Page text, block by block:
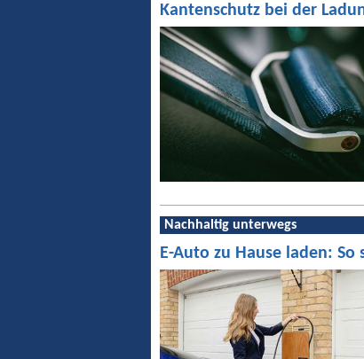
Kantenschutz bei der
Nachhaltig unterwegs
E-Auto zu Hause laden: